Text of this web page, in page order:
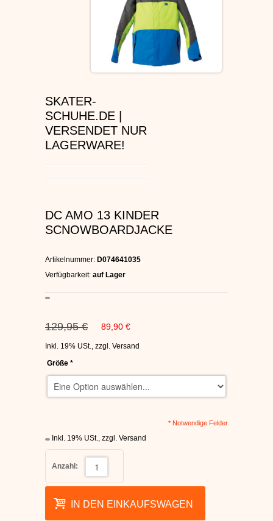
ÉS SCHUHE
DVS SCHUHE
OSIRIS SKATERSCHUHE
ADIO
VANS SCHUHE
CONVERSE
DC SCHUHE HERREN
SUPRA SCHUHE
SKATER-
SCHUHE.DE |
VERSENDET NUR
LAGERWARE!
DC AMO 13 KINDER
SCNOWBOARDJACKE
Artikelnummer: D074641035
Verfügbarkeit: auf Lager
129,95 € 89,90 €
Inkl. 19% USt., zzgl. Versand
Größe *
* Notwendige Felder
Inkl. 19% USt., zzgl. Versand
Anzahl:
IN DEN EINKAUFSWAGEN